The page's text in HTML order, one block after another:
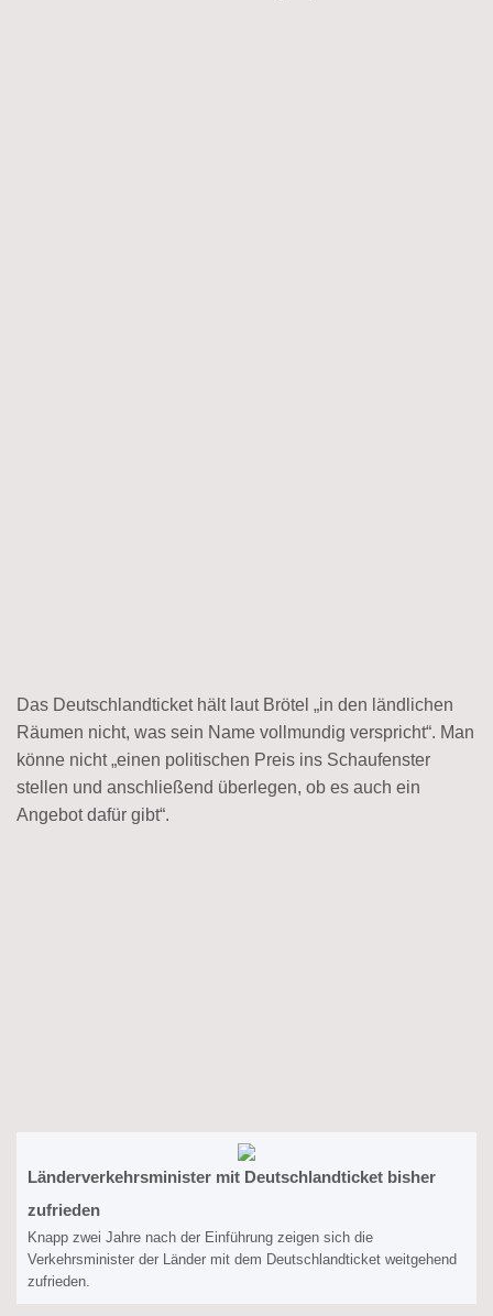
Das Deutschlandticket hält laut Brötel „in den ländlichen
Räumen nicht, was sein Name vollmundig verspricht“. Man
könne nicht „einen politischen Preis ins Schaufenster
stellen und anschließend überlegen, ob es auch ein
Angebot dafür gibt“.
Länderverkehrsminister mit Deutschlandticket bisher
zufrieden
Knapp zwei Jahre nach der Einführung zeigen sich die
Verkehrsminister der Länder mit dem Deutschlandticket weitgehend
zufrieden.